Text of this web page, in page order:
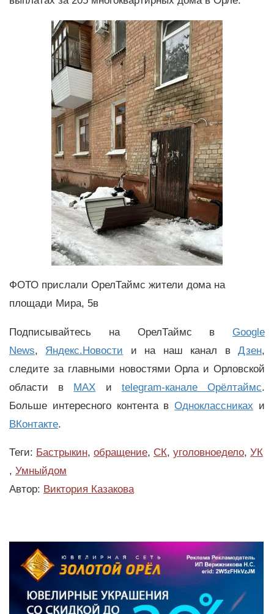
ФОТО прислали ОрелТаймс жители дома на
площади Мира, 5в
Подписывайтесь на ОрелТаймс в Google
News, Яндекс.Новости и на наш канал вДзен,
следите за главными новостями Орла и Орловской
области в MAX и telegram-канале Орёлтаймс.
Больше интересного контента вОдноклассниках и
ВКонтакте.
Теги: Бастрыкин, обращение, СК, уголовноедело, УК
, Умныйдом
Автор: Виктория Казакова